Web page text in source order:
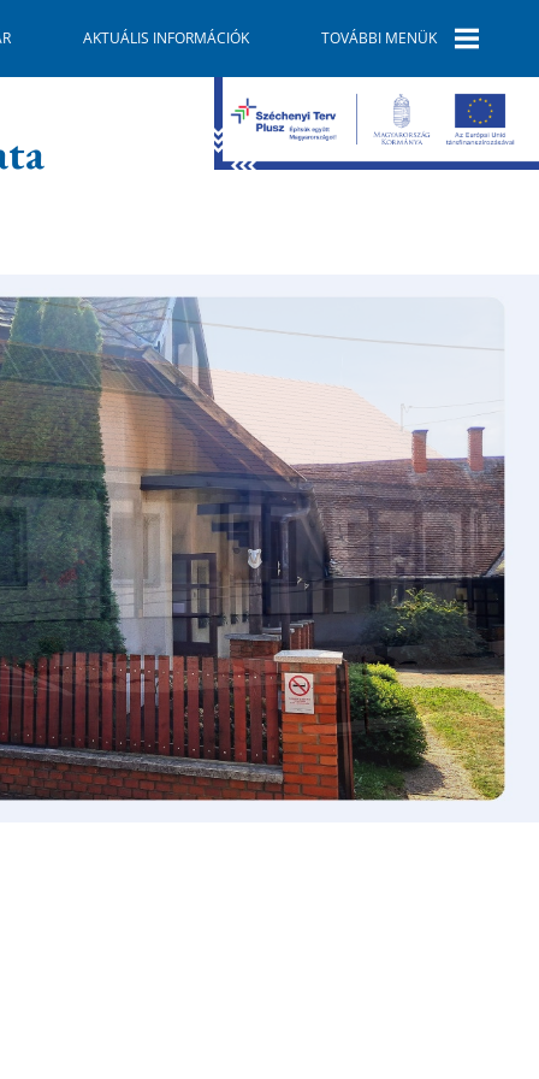
AKTUÁLIS INFORMÁCIÓK TOVÁBBI MENÜK
E-ÜGYINTÉZÉS
TELEPÜLÉSKÉPI
KÉZIKÖNYV
GAZDASÁG
TURIZMUS
LETÖLTÉSEK
HASZNOS LINKEK
KÖZÉRDEKŰ